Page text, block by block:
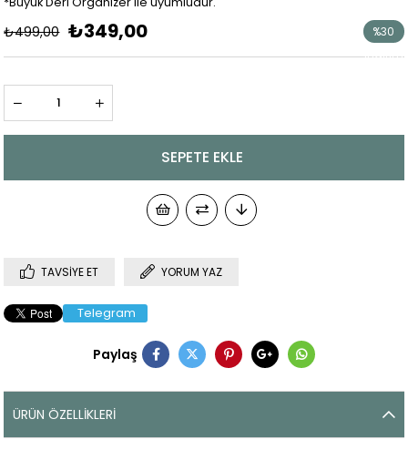
₺499,00 ₺349,00 %30
İndirim
TAVSIYE ET YORUM YAZ
Telegram
Paylaş
ÜRÜN ÖZELLIKLERI